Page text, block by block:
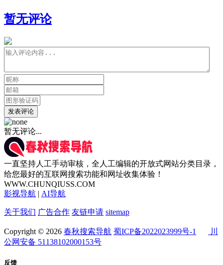
暂无评论
发表评论
暂无评论...
一直坚持人工手动审核，全人工编辑的开放式网站分类目录，
给您最好的互联网搜索功能和网址收集体验！
WWW.CHUNQIUSS.COM
影视导航 | AI导航
关于我们 广告合作 友链申请 sitemap
Copyright © 2026 春秋搜索导航 蜀ICP备2022023999号-1
川
公网安备 51138102000153号
反馈